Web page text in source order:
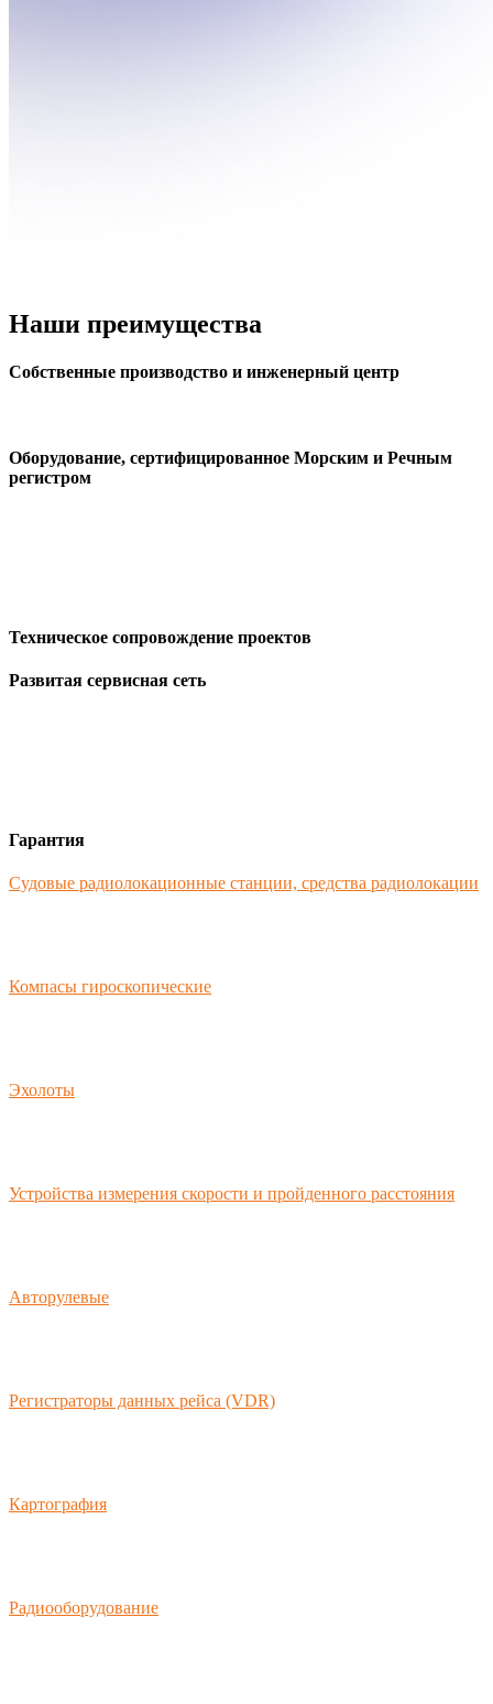
Наши преимущества
Собственные производство и инженерный центр
Оборудование, сертифицированное Морским и Речным
регистром
Техническое сопровождение проектов
Развитая сервисная сеть
Гарантия
Судовые радиолокационные станции, средства радиолокации
Компасы гироскопические
Эхолоты
Устройства измерения скорости и пройденного расстояния
Авторулевые
Регистраторы данных рейса (VDR)
Картография
Радиооборудование